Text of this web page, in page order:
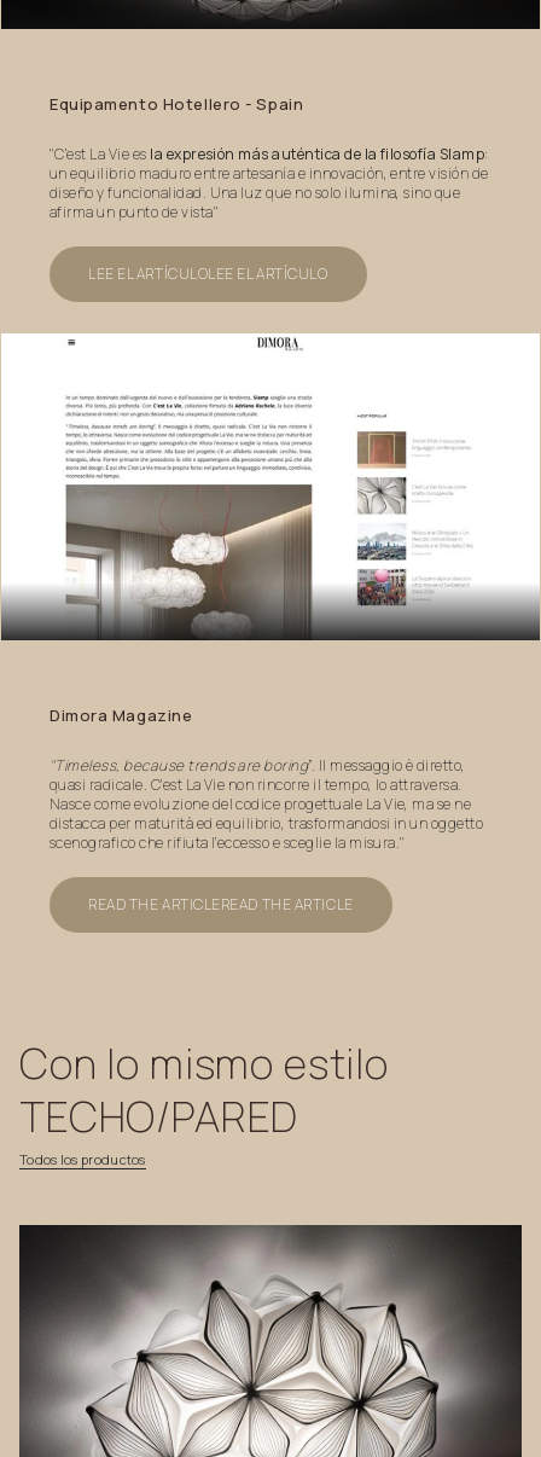
Equipamento Hotellero - Spain
"C’est La Vie es la expresión más auténtica de la filosofía Slamp:
un equilibrio maduro entre artesanía e innovación, entre visión de
diseño y funcionalidad. Una luz que no solo ilumina, sino que
afirma un punto de vista"
LEE EL ARTÍCULOLEE EL ARTÍCULO
Dimora Magazine
"Timeless, because trends are boring”. Il messaggio è diretto,
quasi radicale. C’est La Vie non rincorre il tempo, lo attraversa.
Nasce come evoluzione del codice progettuale La Vie, ma se ne
distacca per maturità ed equilibrio, trasformandosi in un oggetto
scenografico che rifiuta l’eccesso e sceglie la misura."
READ THE ARTICLEREAD THE ARTICLE
Todos los productos
Con lo mismo estilo
TECHO/PARED